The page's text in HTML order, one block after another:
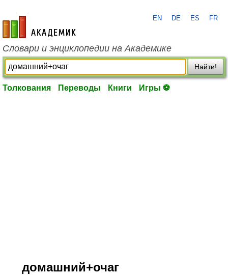
academic.ru
EN DE ES FR
Словари и энциклопедии на Академике
Найти!
Толкования Переводы Книги Игры ⚽
домашний+очаг